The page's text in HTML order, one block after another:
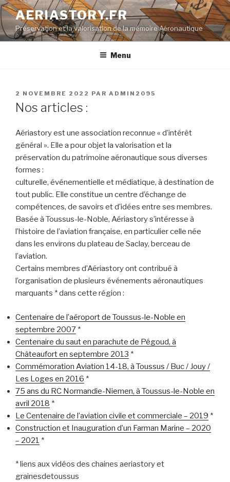
Aller
au
contenu
principal
AERIASTORY.FR
Préservation et la valorisation de la mémoire Aéronautique
Menu
PUBLIÉ
LE
2 NOVEMBRE 2022 PAR ADMIN2095
Nos articles :
Aériastory est une association reconnue « d’intérêt
général ». Elle a pour objet la valorisation et la
préservation du patrimoine aéronautique sous diverses
formes :
culturelle, événementielle et médiatique, à destination de
tout public. Elle constitue un centre d’échange de
compétences, de savoirs et d’idées entre ses membres.
Basée à Toussus-le-Noble, Aériastory s’intéresse à
l’histoire de l’aviation française, en particulier celle née
dans les environs du plateau de Saclay, berceau de
l’aviation.
Certains membres d’Aériastory ont contribué à
l’organisation de plusieurs événements aéronautiques
marquants * dans cette région :
Centenaire de l’aéroport de Toussus-le-Noble en
septembre 2007 *
Centenaire du saut en parachute de Pégoud, à
Châteaufort en septembre 2013 *
Commémoration Aviation 14-18, à Toussus / Buc / Jouy /
Les Loges en 2016 *
75 ans du RC Normandie-Niemen, à Toussus-le-Noble en
avril 2018 *
Le Centenaire de l’aviation civile et commerciale – 2019 *
Construction et Inauguration d’un Farman Marine – 2020
– 2021 *
* liens aux vidéos des chaines aeriastory et
grainesdetoussus